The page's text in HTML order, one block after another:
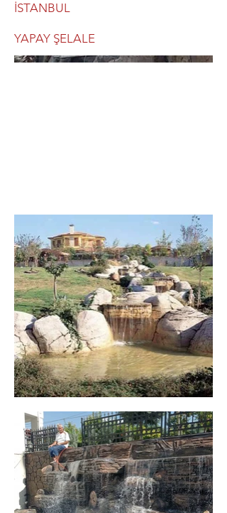
İSTANBUL
YAPAY ŞELALE